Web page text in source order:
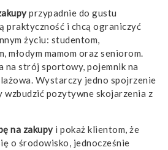
przypadnie do gustu
praktyczność i chcą ograniczyć
życiu: studentom,
młodym mamom oraz seniorom.
na strój sportowy, pojemnik na
Wystarczy jedno spojrzenie
wzbudzić pozytywne skojarzenia z
na zakupyi pokaż klientom, że
o środowisko, jednocześnie